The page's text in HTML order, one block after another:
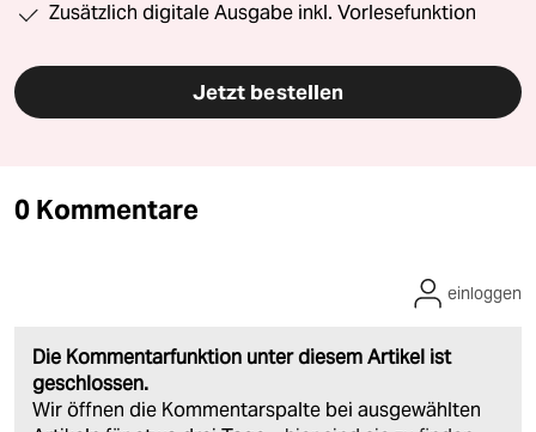
Zusätzlich digitale Ausgabe inkl. Vorlesefunktion
Jetzt bestellen
0 Kommentare
Die Kommentarfunktion unter diesem Artikel ist
geschlossen.
Wir öffnen die Kommentarspalte bei ausgewählten
einloggen